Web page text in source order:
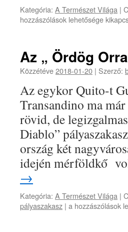
Kategória: A Természet Világa |
hozzászólások lehetősége
Az „ Ördög
Közzétéve2018-01-20 | Szerző:
Az egykor Quito-t
Transandino ma
rövid, de
Diablo”
ország két
idején mérföldkő
→
Kategória: A Természet Világa |
pályaszakasz | Az
a hozzászólások